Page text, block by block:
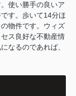
使い勝手の良いア
す。歩いて14分ほ
物件です。ウィズ
ス良好な不動産情
なるのであれば、